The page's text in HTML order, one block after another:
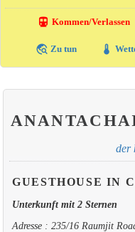
directions_transit Kommen/Verlassen
travel_explore Zu tun thermostat
der
GUESTHOUSE IN
Unterkunft mit 2 Sternen
Adresse : 235/16 Raumjit